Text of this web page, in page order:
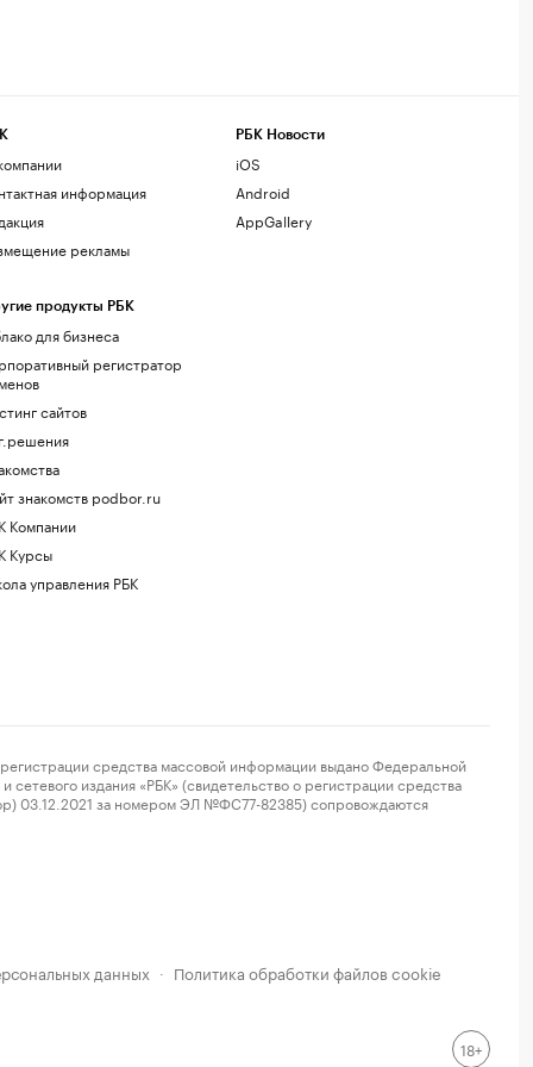
информация
рекламы
продукты РБК
для бизнеса
регистратор
сайтов
знакомств podbor.ru
Компании
Курсы
управления РБК
РБК Новости
iOS
Android
AppGallery
средства массовой информации выдано Федеральной
издания «РБК» (свидетельство о регистрации средства
03.12.2021 за номером ЭЛ №ФС77-82385) сопровождаются
данных · Политика обработки файлов cookie
18+